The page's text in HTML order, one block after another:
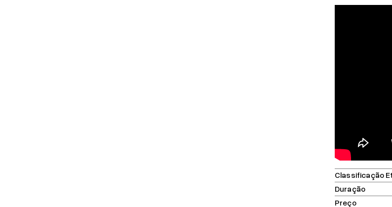
Classificação
Duração
Preço